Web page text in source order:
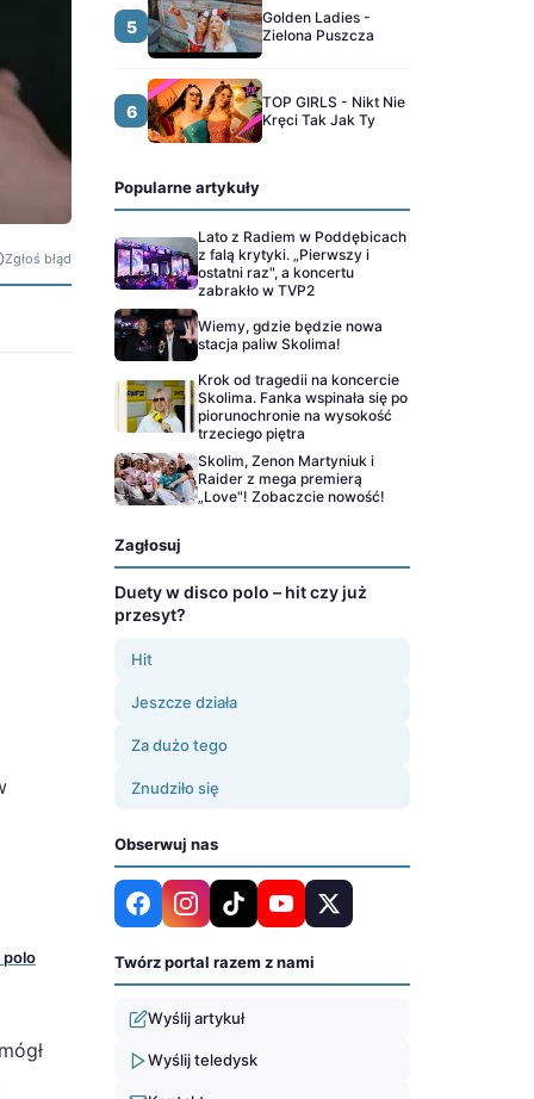
Zgłoś błąd
polo
5
Golden Ladies -
Zielona Puszcza
6
TOP GIRLS - Nikt Nie
Kręci Tak Jak Ty
Popularne artykuły
Lato z Radiem w Poddębicach
z falą krytyki. „Pierwszy i
ostatni raz", a koncertu
zabrakło w TVP2
Wiemy, gdzie będzie nowa
stacja paliw Skolima!
Krok od tragedii na koncercie
Skolima. Fanka wspinała się po
piorunochronie na wysokość
trzeciego piętra
Skolim, Zenon Martyniuk i
Raider z mega premierą
„Love"! Zobaczcie nowość!
Zagłosuj
Duety w disco polo – hit czy już
przesyt?
Hit
Jeszcze działa
Za dużo tego
Znudziło się
Obserwuj nas
Twórz portal razem z nami
Wyślij artykuł
Wyślij teledysk